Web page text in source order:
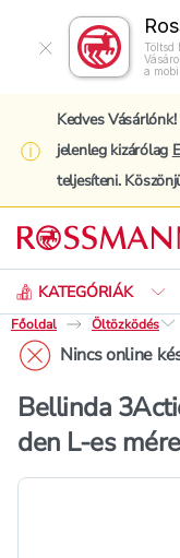
Töltsd
a
Kedves
jelenleg kizárólag
teljesíteni.
KATEGÓRIÁK
Keresés
Főoldal
Öltözködés
Nincs online
Bellinda
den L-es